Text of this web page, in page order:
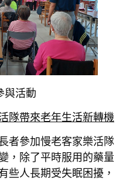
與活動
隊帶來老年生活新轉機
者參加慢老客家樂活隊
，除了平時服用的藥量
些人長期受失眠困擾，